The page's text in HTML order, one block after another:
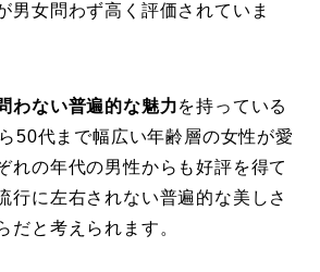
男女問わず高く評価されていま
わない普遍的な魅力を持っている
50代まで幅広い年齢層の女性が愛
れの年代の男性からも好評を得て
行に左右されない普遍的な美しさ
だと考えられます。